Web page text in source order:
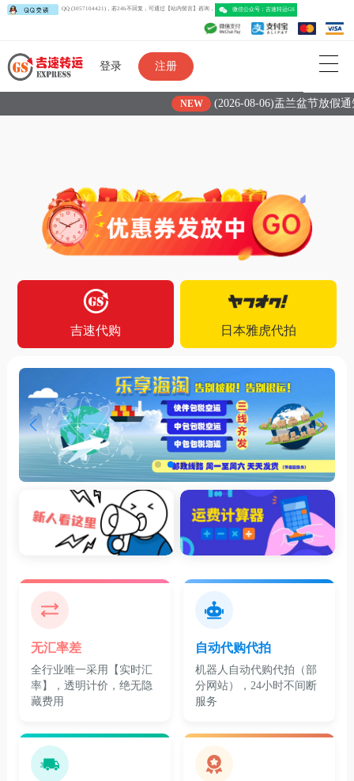
QQ (3057104421)，若24h不回复，可通过【站内留言】咨询， 微信公众号：吉速转运
登录 注册
NEW (2026-08-06)盂兰盆节放假通
吉速代购 日本雅虎代拍
无汇率差
全行业唯一采用【实时汇
率】，透明计价，绝无隐
藏费用
自动代购代拍
机器人自动代购代拍（部
分网站），24小时不间断
服务